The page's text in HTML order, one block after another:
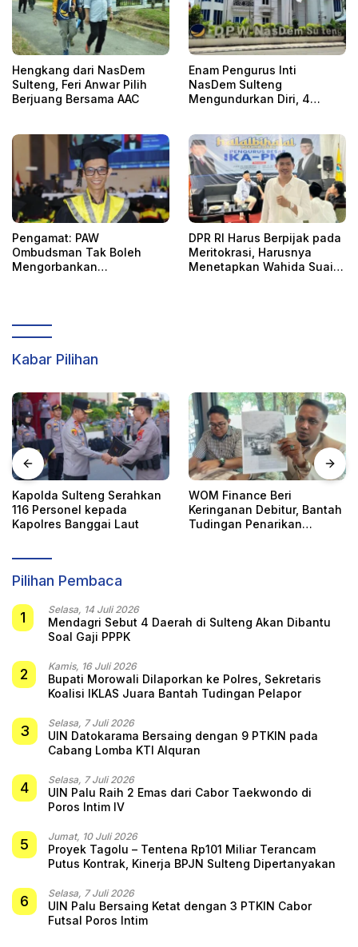
Hengkang dari NasDem
Sulteng, Feri Anwar Pilih
Berjuang Bersama AAC
Enam Pengurus Inti
NasDem Sulteng
Mengundurkan Diri, 4
Pengamat: PAW
Ombudsman Tak Boleh
Mengorbankan
DPR RI Harus Berpijak pada
Meritokrasi, Harusnya
Menetapkan Wahida Suaib
Kabar Pilihan
WOM Finance Beri
Keringanan Debitur, Bantah
Tudingan Penarikan
Pencabutan Status Tuan
Rumah FORNAS IX, Sulteng
Ajukan Keberatan Resmi ke
Pilihan Pembaca
1 Selasa, 14 Juli 2026
Mendagri Sebut 4 Daerah di Sulteng Akan Dibantu
Soal Gaji PPPK
2 Kamis, 16 Juli 2026
Bupati Morowali Dilaporkan ke Polres, Sekretaris
Koalisi IKLAS Juara Bantah Tudingan Pelapor
3 Selasa, 7 Juli 2026
UIN Datokarama Bersaing dengan 9 PTKIN pada
Cabang Lomba KTI Alquran
4 Selasa, 7 Juli 2026
UIN Palu Raih 2 Emas dari Cabor Taekwondo di
Poros Intim IV
5 Jumat, 10 Juli 2026
Proyek Tagolu – Tentena Rp101 Miliar Terancam
Putus Kontrak, Kinerja BPJN Sulteng Dipertanyakan
6 Selasa, 7 Juli 2026
UIN Palu Bersaing Ketat dengan 3 PTKIN Cabor
Futsal Poros Intim